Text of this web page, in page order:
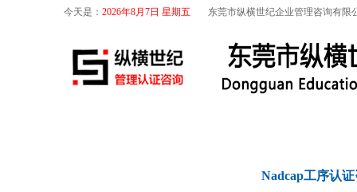
今天是： 2026年8月7日 星期五 东莞市纵横世纪企业管理咨询有限
Nadcap工序认